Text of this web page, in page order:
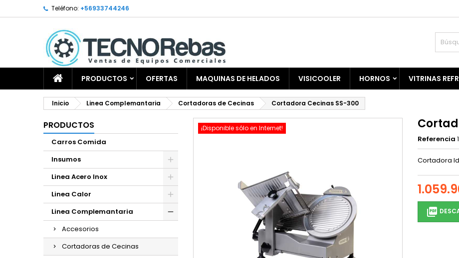
Teléfono: +56933744246
PRODUCTOS OFERTAS MAQUINAS DE HELADOS VISICOOLER HORNOS VITRINAS
Inicio Linea Complemantaria Cortadoras de Cecinas Cortadora Cecinas SS-300
PRODUCTOS
Carros Comida
Insumos
Linea Acero Inox
Linea Calor
Linea Complemantaria
Accesorios
Cortadoras de Cecinas
¡Disponible sólo en Internet!
Referencia
Cortadora
